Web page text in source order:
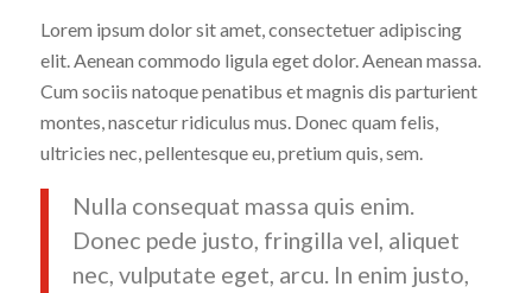
Lorem ipsum dolor sit amet, consectetuer adipiscing
elit. Aenean commodo ligula eget dolor. Aenean massa.
Cum sociis natoque penatibus et magnis dis parturient
montes, nascetur ridiculus mus. Donec quam felis,
ultricies nec, pellentesque eu, pretium quis, sem.
Nulla consequat massa quis enim.
Donec pede justo, fringilla vel, aliquet
nec, vulputate eget, arcu. In enim justo,